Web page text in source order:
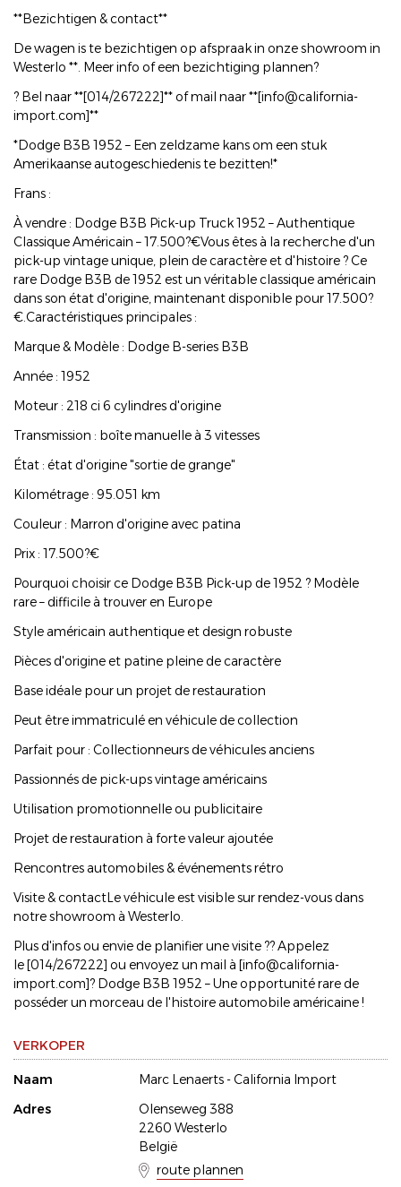
**Bezichtigen & contact**
De wagen is te bezichtigen op afspraak in onze showroom in
Westerlo **. Meer info of een bezichtiging plannen?
? Bel naar **[014/267222]** of mail naar **[info@california-
import.com]**
*Dodge B3B 1952 – Een zeldzame kans om een stuk
Amerikaanse autogeschiedenis te bezitten!*
Frans :
À vendre : Dodge B3B Pick-up Truck 1952 – Authentique
Classique Américain – 17.500?€Vous êtes à la recherche d'un
pick-up vintage unique, plein de caractère et d'histoire ? Ce
rare Dodge B3B de 1952 est un véritable classique américain
dans son état d'origine, maintenant disponible pour 17.500?
€.Caractéristiques principales :
Marque & Modèle : Dodge B-series B3B
Année : 1952
Moteur : 218 ci 6 cylindres d'origine
Transmission : boîte manuelle à 3 vitesses
État : état d'origine "sortie de grange"
Kilométrage : 95.051 km
Couleur : Marron d'origine avec patina
Prix : 17.500?€
Pourquoi choisir ce Dodge B3B Pick-up de 1952 ? Modèle
rare – difficile à trouver en Europe
Style américain authentique et design robuste
Pièces d'origine et patine pleine de caractère
Base idéale pour un projet de restauration
Peut être immatriculé en véhicule de collection
Parfait pour : Collectionneurs de véhicules anciens
Passionnés de pick-ups vintage américains
Utilisation promotionnelle ou publicitaire
Projet de restauration à forte valeur ajoutée
Rencontres automobiles & événements rétro
Visite & contactLe véhicule est visible sur rendez-vous dans
notre showroom à Westerlo.
Plus d'infos ou envie de planifier une visite ?? Appelez
le [014/267222] ou envoyez un mail à [info@california-
import.com]? Dodge B3B 1952 – Une opportunité rare de
posséder un morceau de l'histoire automobile américaine !
VERKOPER
Naam
Marc Lenaerts - California Import
Adres
Olenseweg 388
2260 Westerlo
België
route plannen